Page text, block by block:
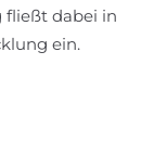
dabei in
ein.